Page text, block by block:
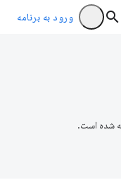
ورود به برنامه
شده است.